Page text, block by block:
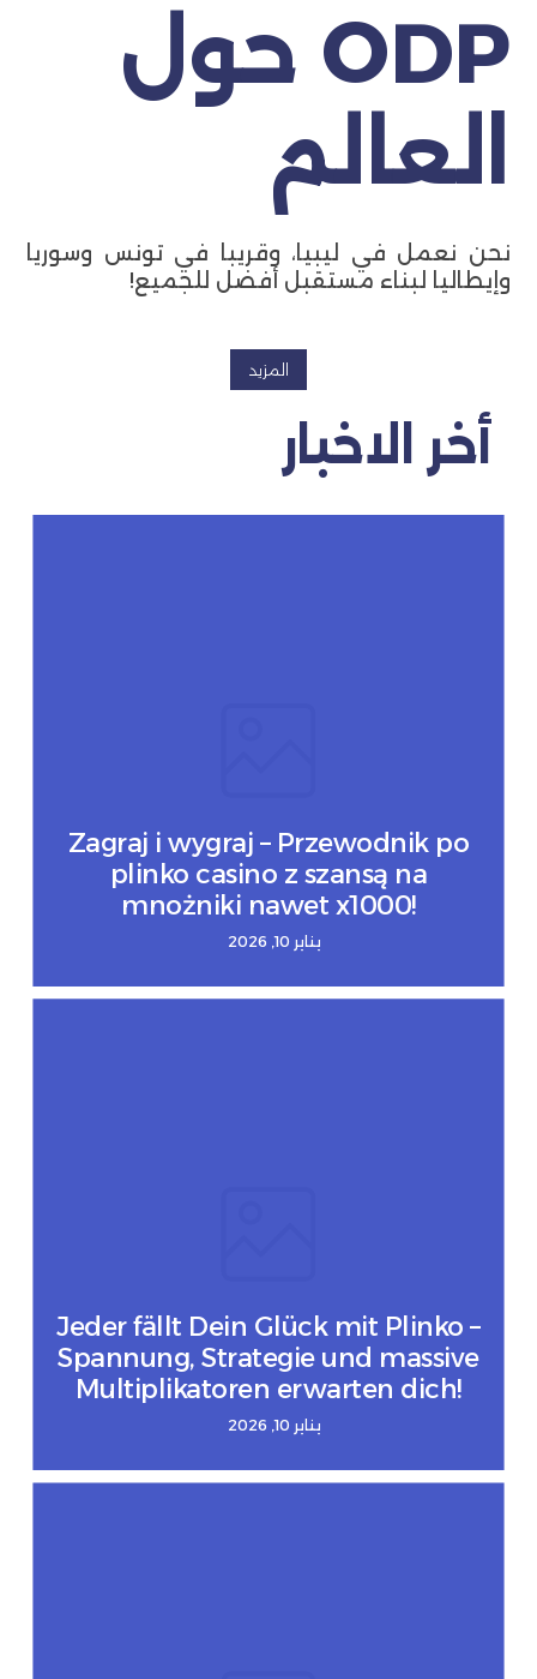
ODP حول
العالم
نحن نعمل في ليبيا، وقريبا في تونس وسوريا
وإيطاليا لبناء مستقبل أفضل للجميع!
المزيد
أخر الاخبار
Zagraj i wygraj – Przewodnik po
plinko casino z szansą na
mnożniki nawet x1000!
يناير 10, 2026
Jeder fällt Dein Glück mit Plinko –
Spannung, Strategie und massive
Multiplikatoren erwarten dich!
يناير 10, 2026